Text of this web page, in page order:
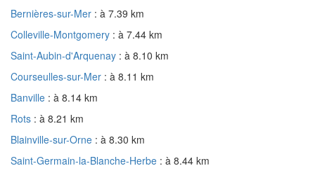
Bernières-sur-Mer : à 7.39 km
Colleville-Montgomery : à 7.44 km
Saint-Aubin-d'Arquenay : à 8.10 km
Courseulles-sur-Mer : à 8.11 km
Banville : à 8.14 km
Rots : à 8.21 km
Blainville-sur-Orne : à 8.30 km
Saint-Germain-la-Blanche-Herbe : à 8.44 km